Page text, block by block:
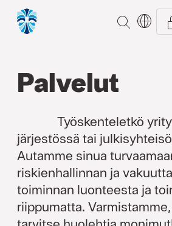
ETSI
Palvelut
Työskenteletkö
järjestössä tai
Autamme sinua
riskienhallinnan ja
toiminnan luonteesta ja
riippumatta.